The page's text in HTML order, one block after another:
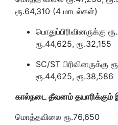
ரூ.64,310 (4 மாடல்கள்)
பொதுப்பிரிவினருக்கு
ரூ.44,625, ரூ.32,155
SC/ST பிரிவினருக்கு
ரூ.44,625, ரூ.38,586
கால்நடை தீவனம் தயாரிக்கும்
மொத்தவிலை ரூ.76,650